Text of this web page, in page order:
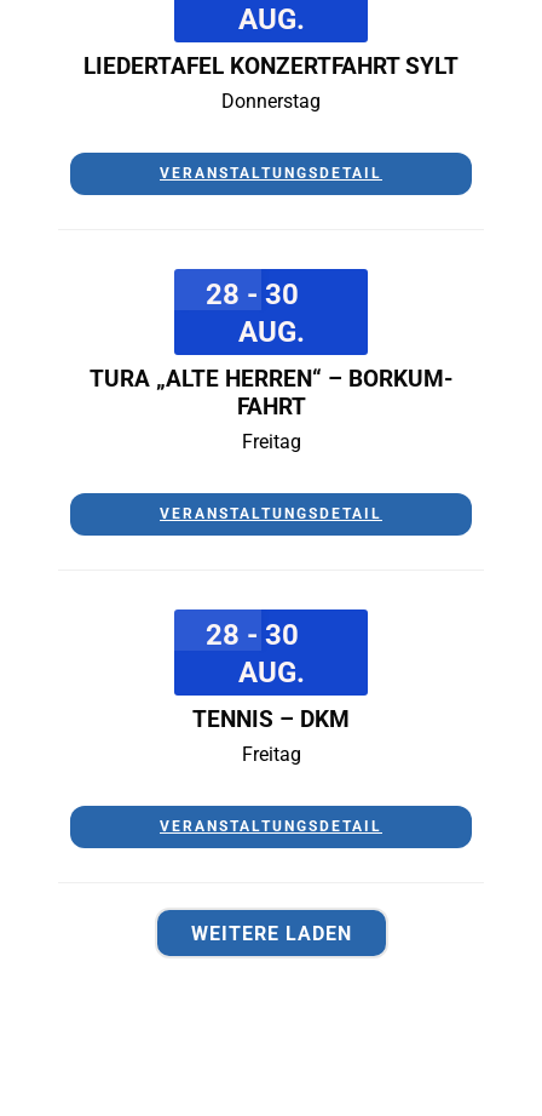
AUG.
LIEDERTAFEL KONZERTFAHRT SYLT
Donnerstag
VERANSTALTUNGSDETAIL
28 - 30
AUG.
TURA „ALTE HERREN“ – BORKUM-
FAHRT
Freitag
VERANSTALTUNGSDETAIL
28 - 30
AUG.
TENNIS – DKM
Freitag
VERANSTALTUNGSDETAIL
WEITERE LADEN